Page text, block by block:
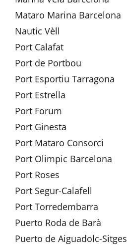
Mataro Marina Barcelona
Nautic Vèll
Port Calafat
Port de Portbou
Port Esportiu Tarragona
Port Estrella
Port Forum
Port Ginesta
Port Mataro Consorci
Port Olimpic Barcelona
Port Roses
Port Segur-Calafell
Port Torredembarra
Puerto Roda de Barà
Puerto de Aiguadolc-Sitges